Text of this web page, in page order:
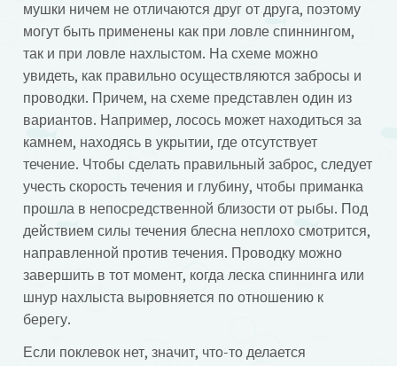
мушки ничем не отличаются друг от друга, поэтому
могут быть применены как при ловле спиннингом,
так и при ловле нахлыстом. На схеме можно
увидеть, как правильно осуществляются забросы и
проводки. Причем, на схеме представлен один из
вариантов. Например, лосось может находиться за
камнем, находясь в укрытии, где отсутствует
течение. Чтобы сделать правильный заброс, следует
учесть скорость течения и глубину, чтобы приманка
прошла в непосредственной близости от рыбы. Под
действием силы течения блесна неплохо смотрится,
направленной против течения. Проводку можно
завершить в тот момент, когда леска спиннинга или
шнур нахлыста выровняется по отношению к
берегу.
Если поклевок нет, значит, что-то делается